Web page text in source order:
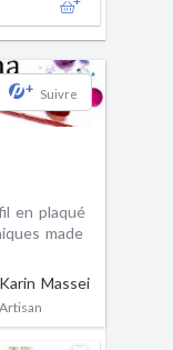
+ Suivre
en plaqué
made
Karin Massei
Artisan